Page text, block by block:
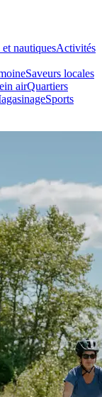
nautiquesActivités
Saveurs locales
airQuartiers
Sports